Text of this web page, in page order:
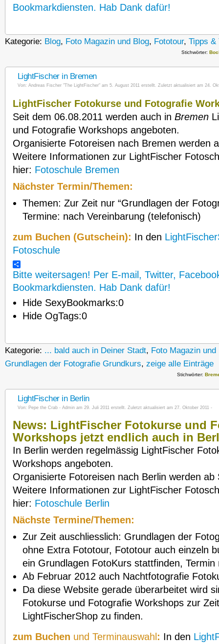
Bookmarkdiensten. Hab Dank dafür!
Kategorie: Blog, Foto Magazin und Blog, Fototour, Tipps &
Stichwörter:
LightFischer in Bremen
Von: Andreas Fischer "The LightFischer" am 5. August 2011 erstellt. Zuletzt aktualisiert am 24.
LightFischer Fotokurse und Fotografie
Seit dem 06.08.2011 werden auch in Bremen
und Fotografie Workshops angeboten.
Organisierte Fotoreisen nach Bremen werden
Weitere Informationen zur LightFischer
hier: Fotoschule Bremen
Nächster Termin/Themen:
Themen: Zur Zeit nur “Grundlagen der
Termine: nach Vereinbarung (telefonisch)
zum Buchen (Gutschein): In den
Fotoschule
Bitte weitersagen! Per E-mail, Twitter,
Bookmarkdiensten. Hab Dank dafür!
Hide SexyBookmarks:0
Hide OgTags:0
Kategorie: ... bald auch in Deiner Stadt, Foto Magazin und
Grundlagen der Fotografie Grundkurs, zeige alle Einträge
Stichwörter:
LightFischer in Berlin
Von: Pepe the Crab - Admin am 29. Juli 2011 erstellt. Zuletzt aktualisiert am 27. Oktober 2011 -
News: LightFischer Fotokurse und
Workshops jetzt endlich auch in
In Berlin werden regelmässig LightFischer
Workshops angeboten.
Organisierte Fotoreisen nach Berlin werden
Weitere Informationen zur LightFischer
hier: Fotoschule Berlin
Nächste Termine/Themen:
Zur Zeit auschliesslich: Grundlagen der
ohne Extra Fototour, Fototour auch einzeln
ein Grundlagen FotoKurs stattfinden, Termin
Ab Februar 2012 auch Nachtfotografie
Da diese Website gerade überarbeitet wird
Fotokurse und Fotografie Workshops zur
LightFischerShop zu finden.
zum Buchen und Terminauswahl : In den